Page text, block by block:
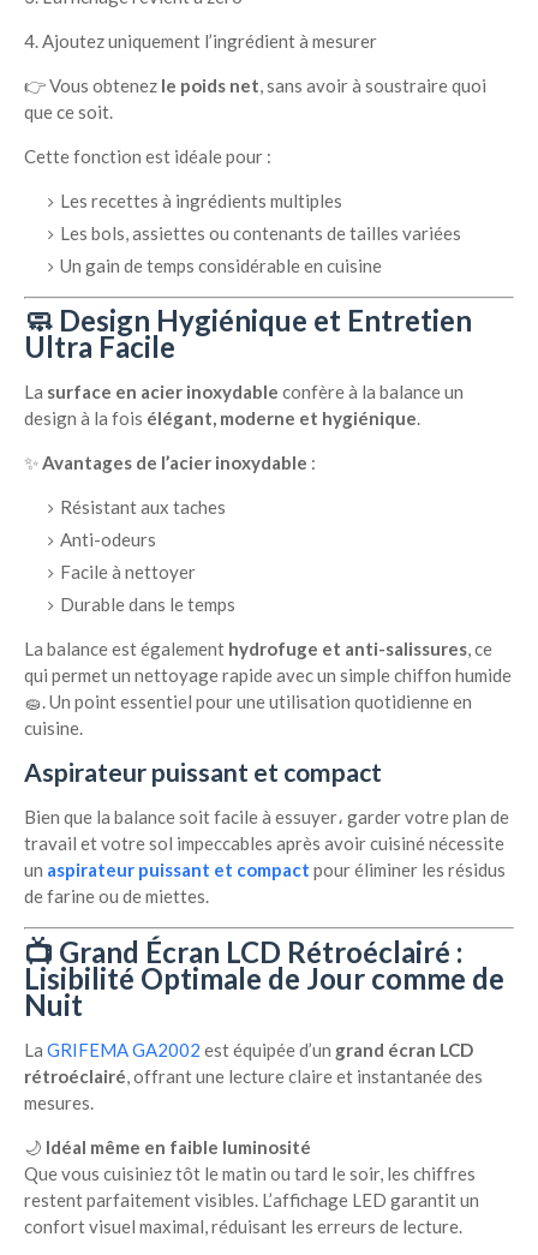
Ajoutez uniquement l’ingrédient à mesurer
👉 Vous obtenez le poids net , sans avoir à soustraire quoi
que ce soit.
Cette fonction est idéale pour :
Les recettes à ingrédients multiples
Les bols, assiettes ou contenants de tailles variées
Un gain de temps considérable en cuisine
🧼 Design Hygiénique et Entretien
Ultra Facile
La surface en acier inoxydable confère à la balance un
design à la fois élégant, moderne et hygiénique.
✨Avantages de l’acier inoxydable :
Résistant aux taches
Anti-odeurs
Facile à nettoyer
Durable dans le temps
La balance est également hydrofuge et anti-salissures, ce
qui permet un nettoyage rapide avec un simple chiffon humide
🧽. Un point essentiel pour une utilisation quotidienne en
cuisine.
Aspirateur puissant et compact
Bien que la balance soit facile à essuyer، garder votre plan de
travail et votre sol impeccables après avoir cuisiné nécessite
un aspirateur puissant et compact pour éliminer les résidus
de farine ou de miettes.
📺 Grand Écran LCD Rétroéclairé :
Lisibilité Optimale de Jour comme de
Nuit
La GRIFEMA GA2002 est équipée d’un grand écran LCD
rétroéclairé , offrant une lecture claire et instantanée des
mesures.
🌙 Idéal même en faible luminosité
Que vous cuisiniez tôt le matin ou tard le soir, les chiffres
restent parfaitement visibles. L’affichage LED garantit un
confort visuel maximal, réduisant les erreurs de lecture.